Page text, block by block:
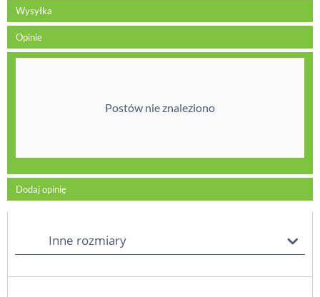
Wysyłka
Opinie
Postów nie znaleziono
Dodaj opinię
Inne rozmiary